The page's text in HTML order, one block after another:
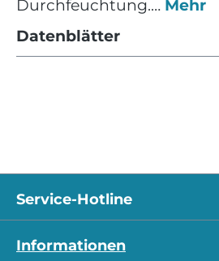
Durchfeuchtung.… Mehr
Datenblätter
Service-Hotline
Informationen